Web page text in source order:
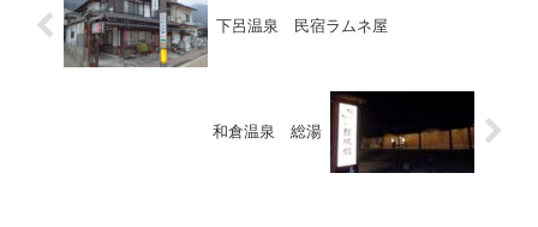
下呂温泉 民宿ラムネ屋
和倉温泉 総湯